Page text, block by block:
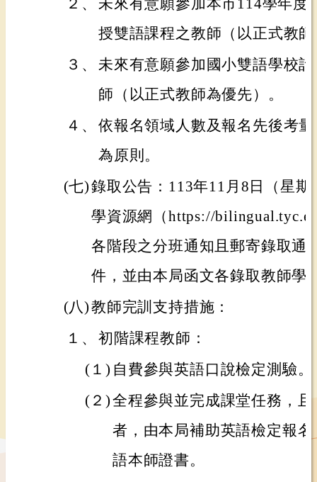
２、 未來有意願參加本市114學年度
授雙語課程之教師（以正式教
３、 未來有意願參加國小雙語學校
師（以正式教師為優先）。
４、 依報名領域人數及報名先後考
為原則。
(七)錄取公告：113年11月8日（星
學資源網（https://
各階段之分班通知且郵寄錄取通
件，並由本局函文各錄取教師學
(八)教師完訓支持措施：
１、 初階課程教師：
(１) 自費參與英語口說檢定測驗。
(２)全程參與並完成課堂任務，
者，由本局補助英語檢定報
語本師證書。